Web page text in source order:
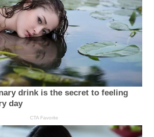
drink is the secret to feeling
day
CTA Favorite